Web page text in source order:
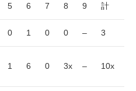
5 6 7 8 9 計
0 1 0 0 – 3
1 6 0 3x – 10x